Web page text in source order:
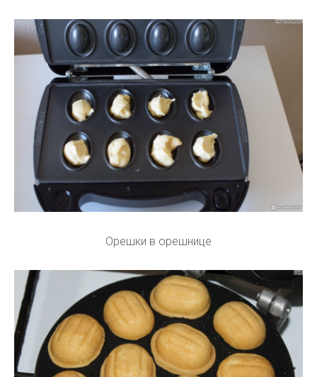
Орешки в орешнице